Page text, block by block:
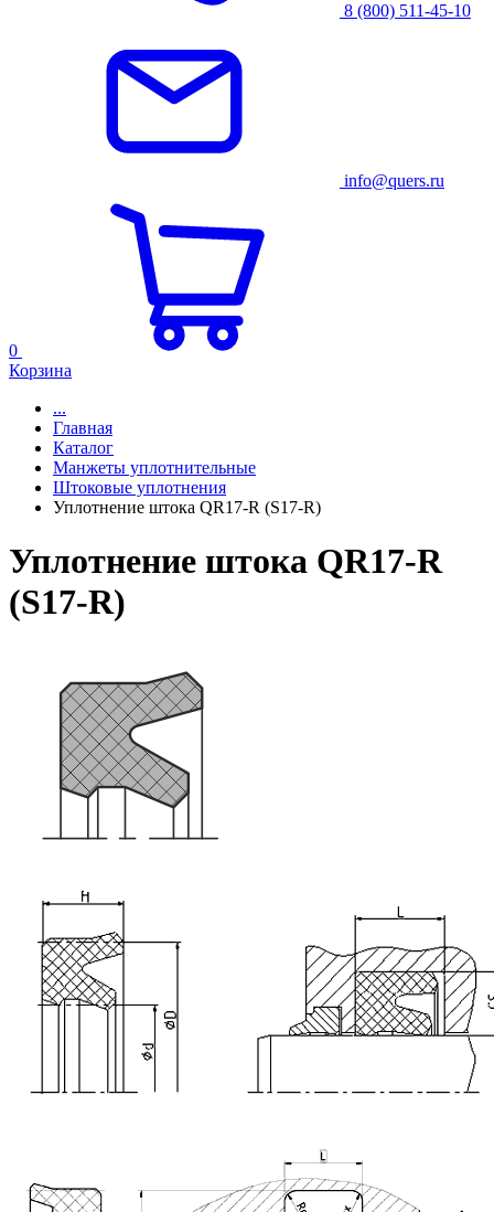
8 (800) 511-45-10
info@quers.ru
0
Корзина
...
Главная
Каталог
Манжеты уплотнительные
Штоковые уплотнения
Уплотнение штока QR17-R (S17-R)
Уплотнение штока QR17-R
(S17-R)